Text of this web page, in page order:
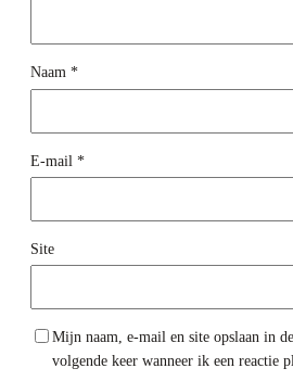
Naam *
E-mail *
Site
Mijn naam, e-mail en site opslaan in
volgende keer wanneer ik een reactie